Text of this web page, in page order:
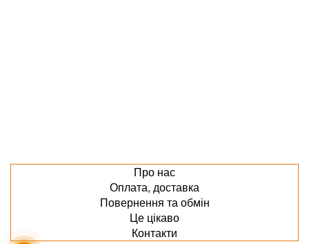
Про нас
Оплата, доставка
Повернення та обмін
Це цікаво
Контакти